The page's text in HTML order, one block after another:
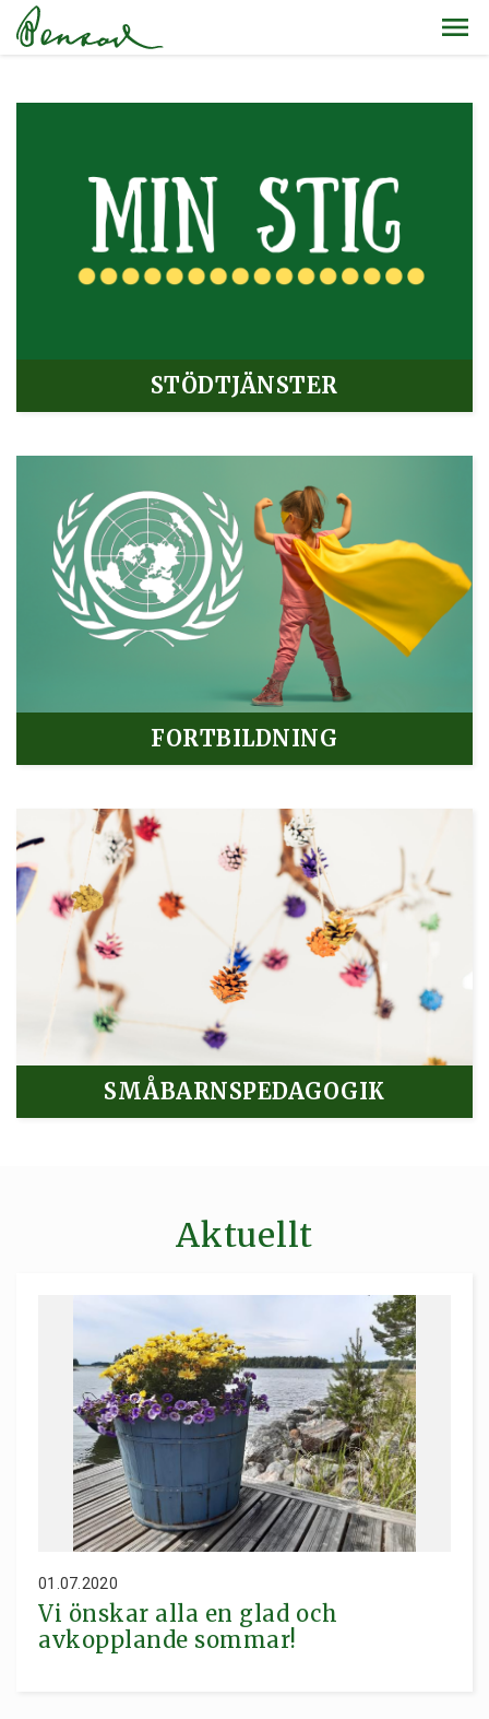
STÖDTJÄNSTER
FORTBILDNING
SMÅBARNSPEDAGOGIK
Aktuellt
Vi önskar alla en glad och
avkopplande sommar!
01.07.2020